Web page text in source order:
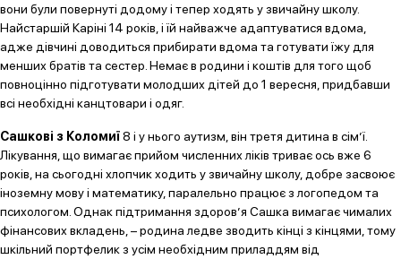
вони були повернуті додому і тепер ходять у звичайну школу.
Найстаршій Каріні 14 років, і їй найважче адаптуватися вдома,
адже дівчині доводиться прибирати вдома та готувати їжу для
менших братів та сестер. Немає в родини і коштів для того щоб
повноцінно підготувати молодших дітей до 1 вересня, придбавши
всі необхідні канцтовари і одяг.
Сашкові з Коломиї8 і у нього аутизм, він третя дитина в сім’ї.
Лікування, що вимагає прийом численних ліків триває ось вже 6
років, на сьогодні хлопчик ходить у звичайну школу, добре засвоює
іноземну мову і математику, паралельно працює з логопедом та
психологом. Однак підтримання здоров’я Сашка вимагає чималих
фінансових вкладень, – родина ледве зводить кінці з кінцями, тому
шкільний портфелик з усім необхідним приладдям від